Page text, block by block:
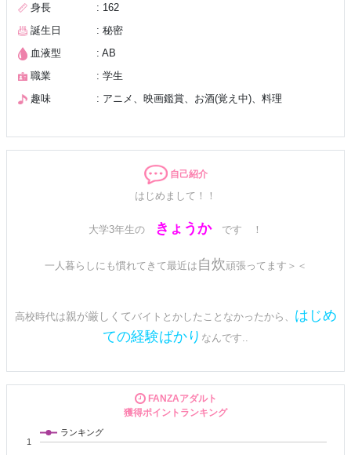
身長
: 162
誕生日
: 秘密
血液型
: AB
職業
: 学生
趣味
: アニメ、映画鑑賞、お酒(覚え中)、料理
自己紹介
はじめまして！！
大学3年生の きょうかです ！
一人暮らしにも慣れてきて最近は 自炊頑張ってます＞＜
高校時代は親が厳しくて バイトとかしたことなかったから、 はじめ
ての経験ばかり なんです..
学校がすごく忙しかったりであまりチャットにIN出来る日が少ないで
すがチャットの日は頑張ろう！って思っています！
恥ずかしがり屋なので、皆さんリードしてくれると凄く助かったりし
FANZAアダルト
獲得ポイントランキング
ランキング
1